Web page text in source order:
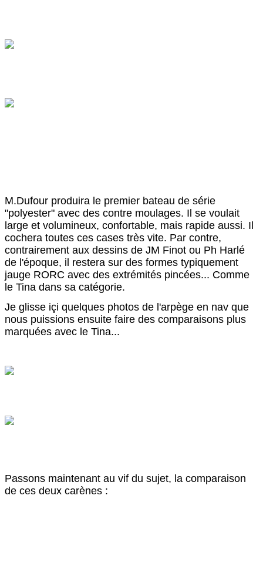
M.Dufour produira le premier bateau de série
"polyester" avec des contre moulages. Il se voulait
large et volumineux, confortable, mais rapide aussi. Il
cochera toutes ces cases très vite. Par contre,
contrairement aux dessins de JM Finot ou Ph Harlé
de l'époque, il restera sur des formes typiquement
jauge RORC avec des extrémités pincées... Comme
le Tina dans sa catégorie.
Je glisse içi quelques photos de l'arpège en nav que
nous puissions ensuite faire des comparaisons plus
marquées avec le Tina...
Passons maintenant au vif du sujet, la comparaison
de ces deux carènes :